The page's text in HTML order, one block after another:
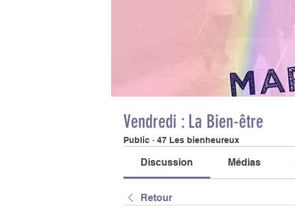
Vendredi : La Bien-être
Public · 47 Les bienheureux
Discussion Médias
Retour